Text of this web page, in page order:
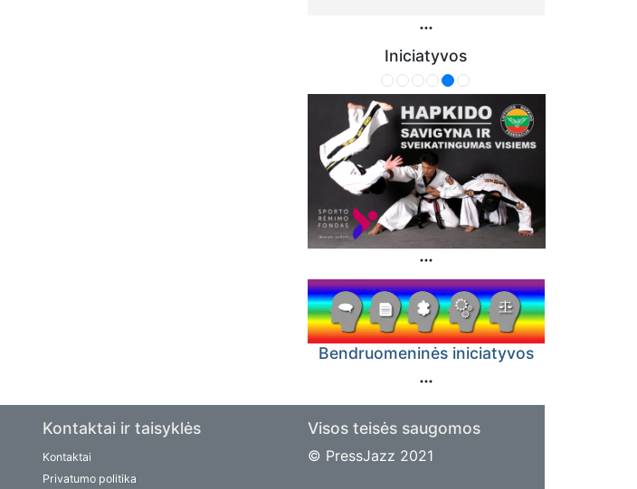
Iniciatyvos
Bendruomeninės iniciatyvos
Kontaktai ir taisyklės
Kontaktai
Privatumo politika
Visos teisės saugomos
© PressJazz 2021